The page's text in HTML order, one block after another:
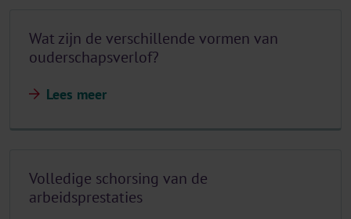
Wat zijn de verschillende vormen van
ouderschapsverlof?
Lees meer
Volledige schorsing van de
arbeidsprestaties